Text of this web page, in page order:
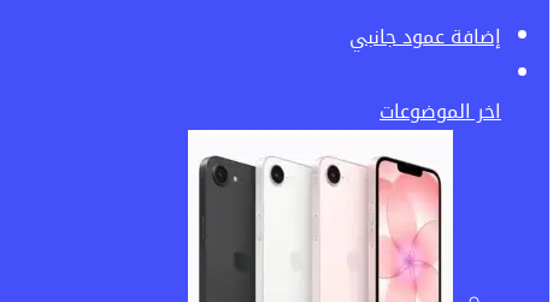
إضافة عمود جانبي
اخر الموضوعات